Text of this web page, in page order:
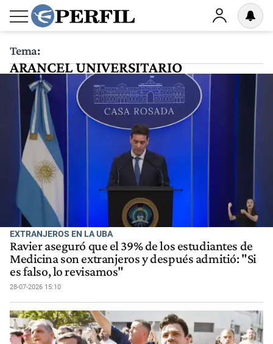
Tema:
ARANCEL UNIVERSITARIO
EXTRANJEROS EN LA UBA
Ravier aseguró que el 39% de los estudiantes de
Medicina son extranjeros y después admitió: "Si
es falso, lo revisamos"
28-07-2026 15:10